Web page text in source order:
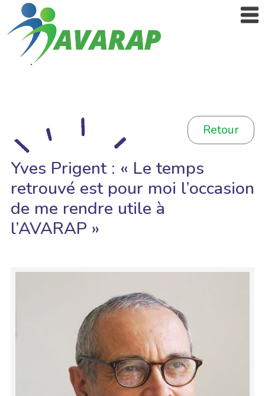
Retour
Yves Prigent : « Le temps
retrouvé est pour moi l’occasion
de me rendre utile à
l’AVARAP »